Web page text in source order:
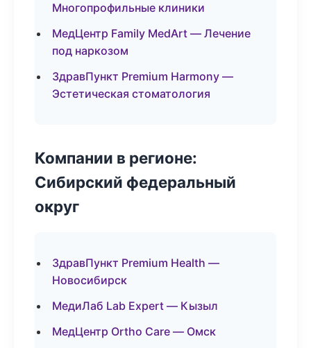
Многопрофильные клиники
МедЦентр Family MedArt — Лечение
под наркозом
ЗдравПункт Premium Harmony —
Эстетическая стоматология
Компании в регионе:
Сибирский федеральный
округ
ЗдравПункт Premium Health —
Новосибирск
МедиЛаб Lab Expert — Кызыл
МедЦентр Ortho Care — Омск